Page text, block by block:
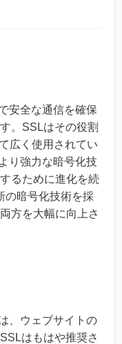
安全な通信を確保
。SSLはその役割
広く使用されてい
り強力な暗号化技
るために進化を続
の暗号化技術を採
方を大幅に向上さ
、ウェブサイトの
はもはや推奨さ